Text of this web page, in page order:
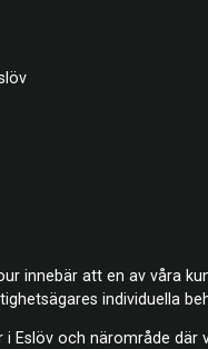
innebär att en av våra
individuella
i Eslöv och närområde